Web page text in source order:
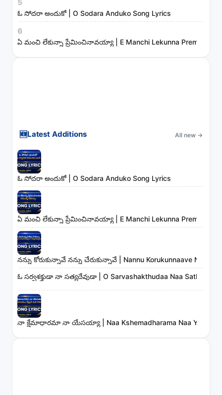
5
ఓ సోదరా అందుకో | O Sodara Anduko Song Lyrics
6
ఏ మంచి లేకున్నా ప్రేమించినావయ్యా | E Manchi Lekunna
🆕Latest Additions All new →
ఓ సోదరా అందుకో | O Sodara Anduko Song Lyrics
ఏ మంచి లేకున్నా ప్రేమించినావయ్యా | E Manchi Lekunna
నన్ను కోరుకున్నావే నన్ను చేరుకున్నావే | Nannu Korukunnaave Nannu
ఓ సర్వశక్తుడా నా సత్యదేవుడా | O Sarvashakthudaa Naa
నా క్షేమాధారమా నా యేసయ్యా | Naa Kshemadharama Naa Yesayya